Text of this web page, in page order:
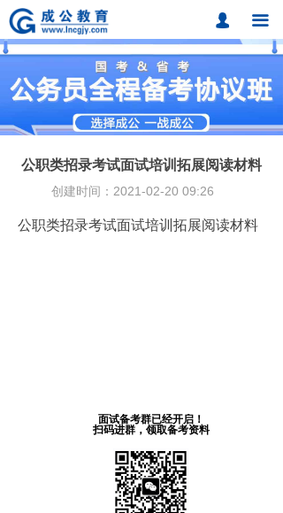
끀
首页
课程中心
题库中心
网校课程
成公合作
넙
公职类招录考试面试培训拓展阅读材料
公职类招录考试面试培训拓展阅读材料
创建时间： 2021-02-20 09:26
面试备考群已经开启！
扫码进群，领取备考资料